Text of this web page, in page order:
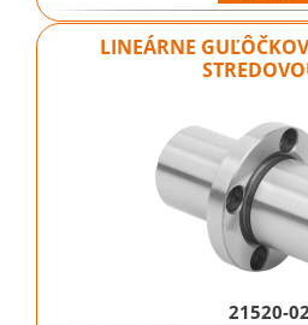
LINEÁRNE
21520-02